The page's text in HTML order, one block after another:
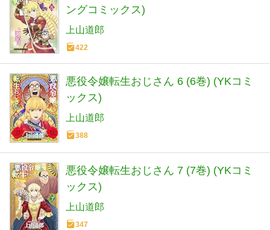
ングコミックス)
上山道郎
422
悪役令嬢転生おじさん 6 (6巻) (YKコミ
ックス)
上山道郎
388
悪役令嬢転生おじさん 7 (7巻) (YKコミ
ックス)
上山道郎
347